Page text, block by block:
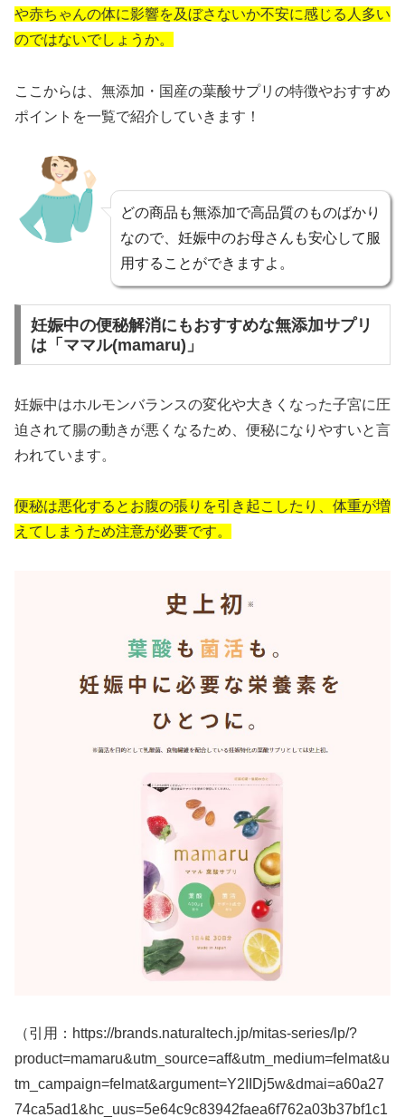
や赤ちゃんの体に影響を及ぼさないか不安に感じる人多い
のではないでしょうか。
ここからは、無添加・国産の葉酸サプリの特徴やおすすめ
ポイントを一覧で紹介していきます！
どの商品も無添加で高品質のものばかり
なので、妊娠中のお母さんも安心して服
用することができますよ。
妊娠中の便秘解消にもおすすめな無添加サプリ
は「ママル(mamaru)」
妊娠中はホルモンバランスの変化や大きくなった子宮に圧
迫されて腸の動きが悪くなるため、便秘になりやすいと言
われています。
便秘は悪化するとお腹の張りを引き起こしたり、体重が増
えてしまうため注意が必要です。
（引用：https://brands.naturaltech.jp/mitas-series/lp/?
product=mamaru&utm_source=aff&utm_medium=felmat&u
tm_campaign=felmat&argument=Y2IIDj5w&dmai=a60a27
74ca5ad1&hc_uus=5e64c9c83942faea6f762a03b37bf1c1